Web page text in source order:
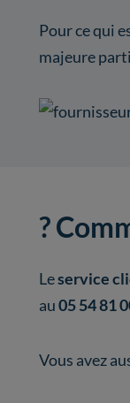
Pour ce qui
majeure
?
Leservice
au05 54 81
Vous avez